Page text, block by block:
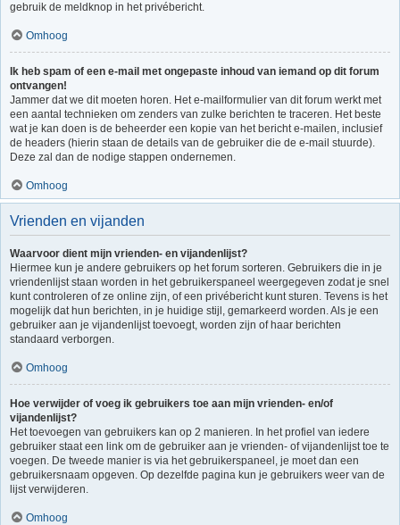
gebruik de meldknop in het privébericht.
Omhoog
Ik heb spam of een e-mail met ongepaste inhoud van iemand op dit forum
ontvangen!
Jammer dat we dit moeten horen. Het e-mailformulier van dit forum werkt met
een aantal technieken om zenders van zulke berichten te traceren. Het beste
wat je kan doen is de beheerder een kopie van het bericht e-mailen, inclusief
de headers (hierin staan de details van de gebruiker die de e-mail stuurde).
Deze zal dan de nodige stappen ondernemen.
Omhoog
Vrienden en vijanden
Waarvoor dient mijn vrienden- en vijandenlijst?
Hiermee kun je andere gebruikers op het forum sorteren. Gebruikers die in je
vriendenlijst staan worden in het gebruikerspaneel weergegeven zodat je snel
kunt controleren of ze online zijn, of een privébericht kunt sturen. Tevens is het
mogelijk dat hun berichten, in je huidige stijl, gemarkeerd worden. Als je een
gebruiker aan je vijandenlijst toevoegt, worden zijn of haar berichten
standaard verborgen.
Omhoog
Hoe verwijder of voeg ik gebruikers toe aan mijn vrienden- en/of
vijandenlijst?
Het toevoegen van gebruikers kan op 2 manieren. In het profiel van iedere
gebruiker staat een link om de gebruiker aan je vrienden- of vijandenlijst toe te
voegen. De tweede manier is via het gebruikerspaneel, je moet dan een
gebruikersnaam opgeven. Op dezelfde pagina kun je gebruikers weer van de
lijst verwijderen.
Omhoog